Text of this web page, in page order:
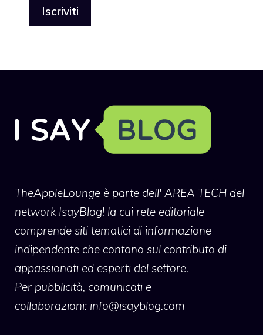
TheAppleLounge è parte dell' AREA TECH del
network IsayBlog! la cui rete editoriale
comprende siti tematici di informazione
indipendente che contano sul contributo di
appassionati ed esperti del settore.
Per pubblicità, comunicati e
collaborazioni: info@isayblog.com